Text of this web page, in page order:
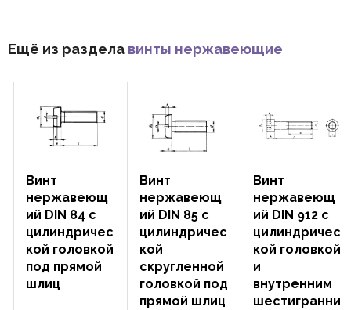
Ещё из раздела винты нержавеющие
Винт
нержавеющ
ий DIN 85 c
цилиндричес
кой
скругленной
головкой под
Винт
нержавеющ
ий DIN 912 с
цилиндричес
кой головкой
и
внутренним
шестигранни
Винт
ий DIN 913
й с
ком и